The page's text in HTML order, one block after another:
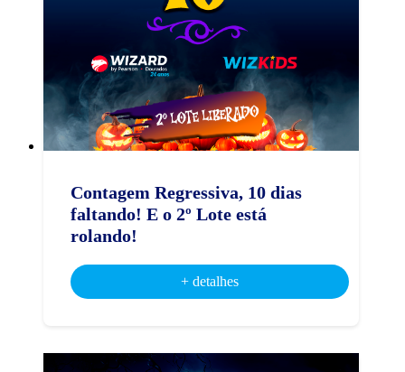
Contagem Regressiva, 10 dias
faltando! E o 2º Lote está
rolando!
+ detalhes